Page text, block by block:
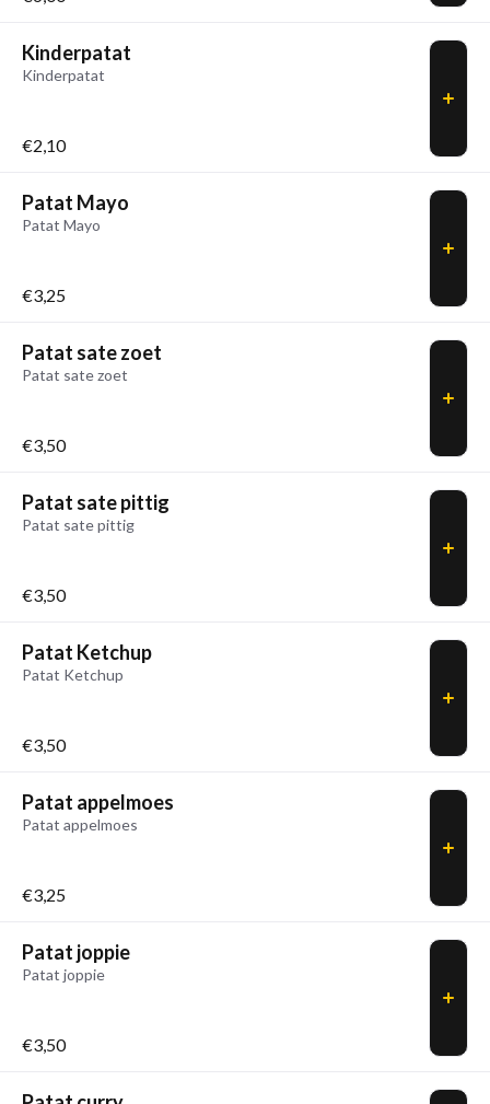
Kinderpatat
Kinderpatat
€2,10
Patat Mayo
Patat Mayo
€3,25
Patat sate zoet
Patat sate zoet
€3,50
Patat sate pittig
Patat sate pittig
€3,50
Patat Ketchup
Patat Ketchup
€3,50
Patat appelmoes
Patat appelmoes
€3,25
Patat joppie
Patat joppie
€3,50